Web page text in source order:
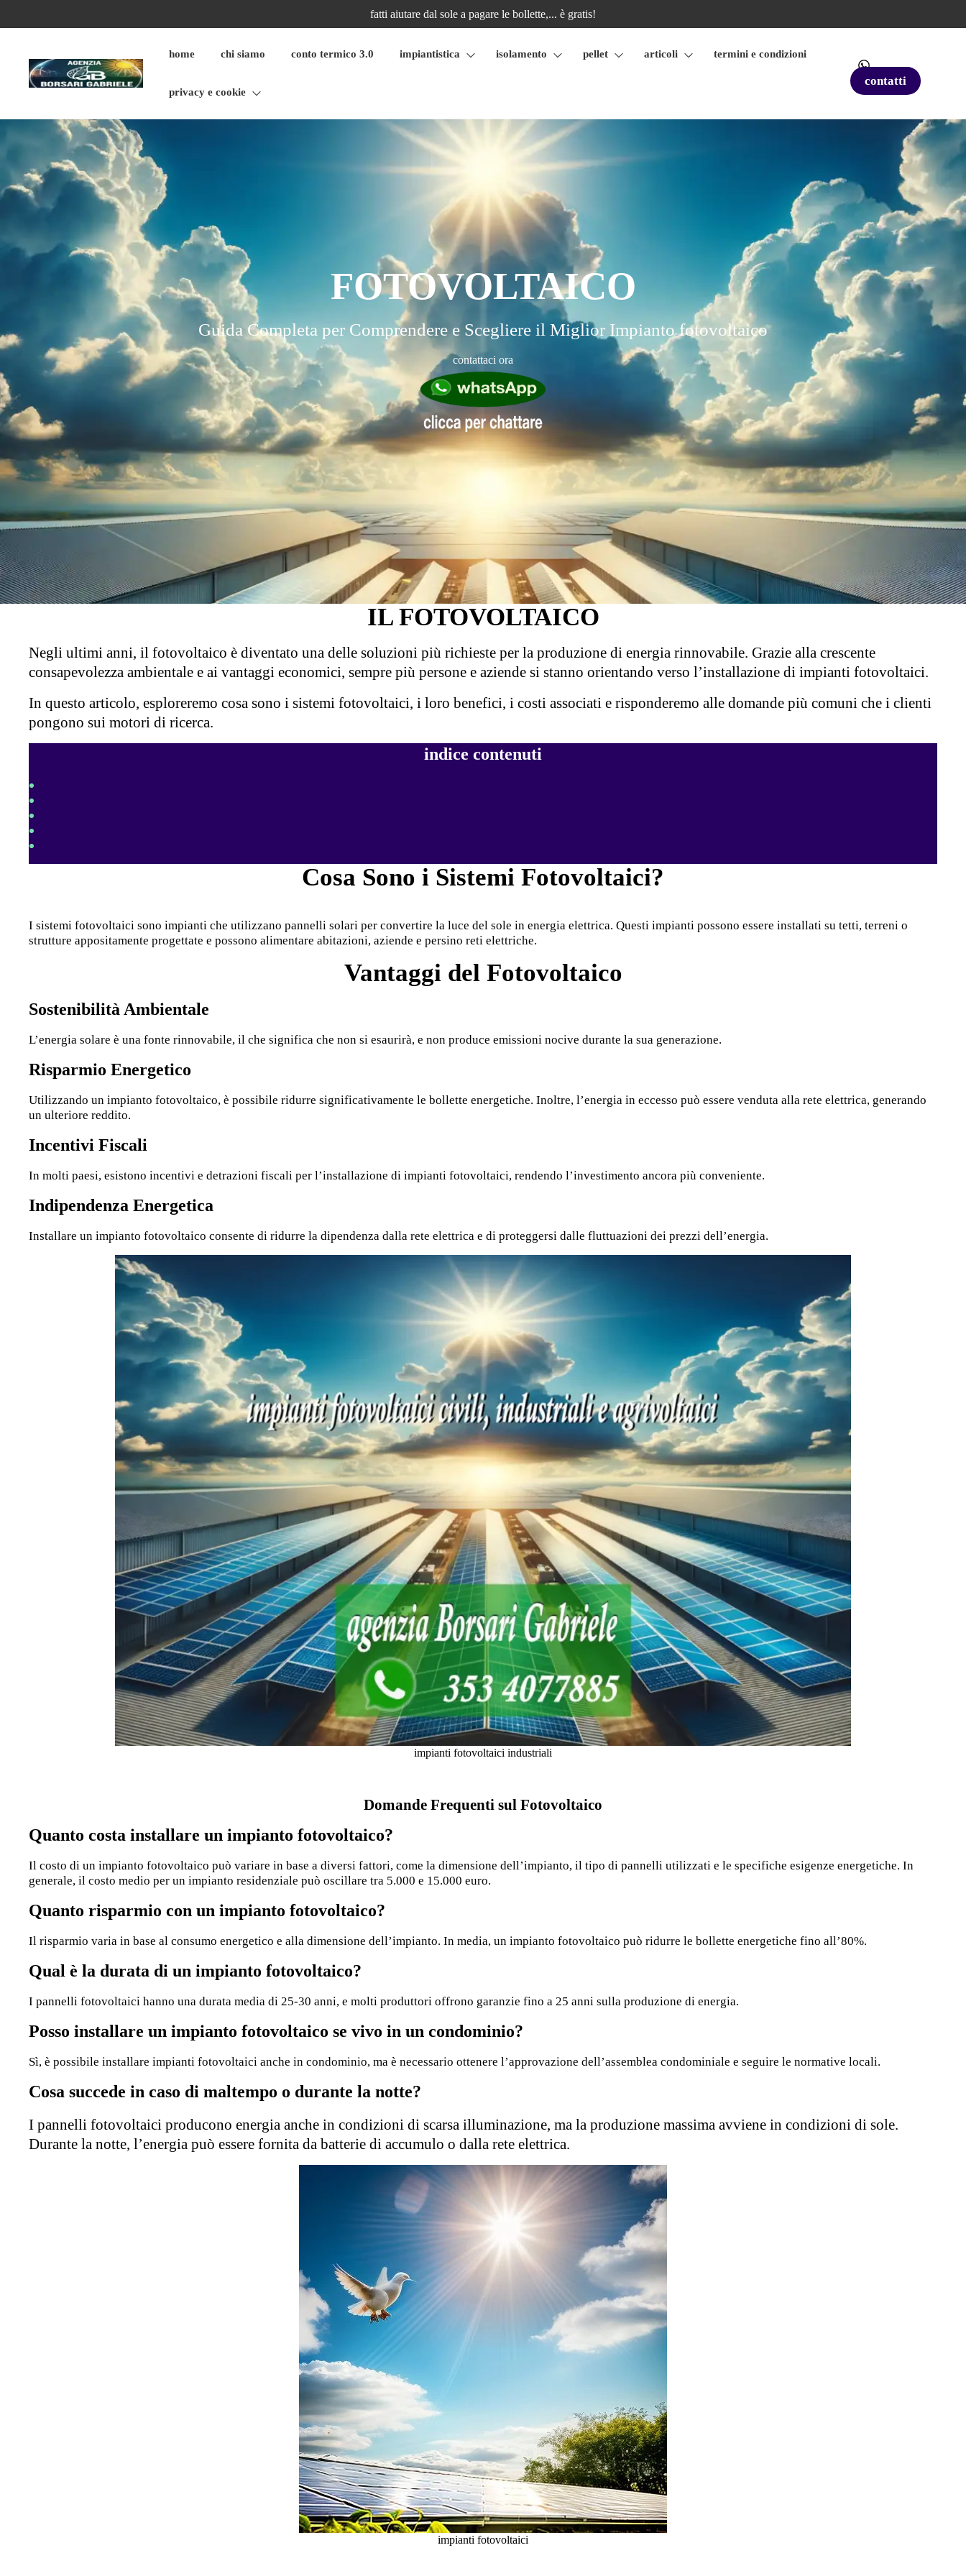
fatti aiutare dal sole a pagare le bollette,... è gratis!
home chi siamo conto termico 3.0 impiantistica isolamento pellet articoli termini e condizioni
privacy e cookie
contatti
FOTOVOLTAICO
Guida Completa per Comprendere e Scegliere il Miglior Impianto fotovoltaico
contattaci ora
IL FOTOVOLTAICO
Negli ultimi anni, il fotovoltaico è diventato una delle soluzioni più richieste per la produzione di energia rinnovabile. Grazie alla crescente
consapevolezza ambientale e ai vantaggi economici, sempre più persone e aziende si stanno orientando verso l’installazione di impianti fotovoltaici.
In questo articolo, esploreremo cosa sono i sistemi fotovoltaici, i loro benefici, i costi associati e risponderemo alle domande più comuni che i clienti
pongono sui motori di ricerca.
indice contenuti
Cosa Sono i Sistemi Fotovoltaici?
I sistemi fotovoltaici sono impianti che utilizzano pannelli solari per convertire la luce del sole in energia elettrica. Questi impianti possono essere installati su tetti, terreni o
strutture appositamente progettate e possono alimentare abitazioni, aziende e persino reti elettriche.
Vantaggi del Fotovoltaico
Sostenibilità Ambientale
L’energia solare è una fonte rinnovabile, il che significa che non si esaurirà, e non produce emissioni nocive durante la sua generazione.
Risparmio Energetico
Utilizzando un impianto fotovoltaico, è possibile ridurre significativamente le bollette energetiche. Inoltre, l’energia in eccesso può essere venduta alla rete elettrica, generando
un ulteriore reddito.
Incentivi Fiscali
In molti paesi, esistono incentivi e detrazioni fiscali per l’installazione di impianti fotovoltaici, rendendo l’investimento ancora più conveniente.
Indipendenza Energetica
Installare un impianto fotovoltaico consente di ridurre la dipendenza dalla rete elettrica e di proteggersi dalle fluttuazioni dei prezzi dell’energia.
impianti fotovoltaici industriali
Domande Frequenti sul Fotovoltaico
Quanto costa installare un impianto fotovoltaico?
Il costo di un impianto fotovoltaico può variare in base a diversi fattori, come la dimensione dell’impianto, il tipo di pannelli utilizzati e le specifiche esigenze energetiche. In
generale, il costo medio per un impianto residenziale può oscillare tra 5.000 e 15.000 euro.
Quanto risparmio con un impianto fotovoltaico?
Il risparmio varia in base al consumo energetico e alla dimensione dell’impianto. In media, un impianto fotovoltaico può ridurre le bollette energetiche fino all’80%.
Qual è la durata di un impianto fotovoltaico?
I pannelli fotovoltaici hanno una durata media di 25-30 anni, e molti produttori offrono garanzie fino a 25 anni sulla produzione di energia.
Posso installare un impianto fotovoltaico se vivo in un condominio?
Sì, è possibile installare impianti fotovoltaici anche in condominio, ma è necessario ottenere l’approvazione dell’assemblea condominiale e seguire le normative locali.
Cosa succede in caso di maltempo o durante la notte?
I pannelli fotovoltaici producono energia anche in condizioni di scarsa illuminazione, ma la produzione massima avviene in condizioni di sole.
Durante la notte, l’energia può essere fornita da batterie di accumulo o dalla rete elettrica.
impianti fotovoltaici